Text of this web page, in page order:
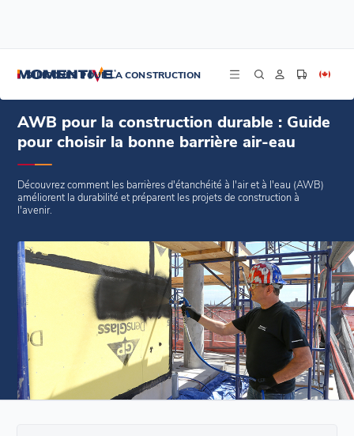
SILICONES POUR LA CONSTRUCTION
AWB pour la construction durable : Guide pour choisir la bonne barrière air-eau
AWB pour la construction durable : Guide
pour choisir la bonne barrière air-eau
Découvrez comment les barrières d'étanchéité à l'air et à l'eau (AWB)
améliorent la durabilité et préparent les projets de construction à
l'avenir.